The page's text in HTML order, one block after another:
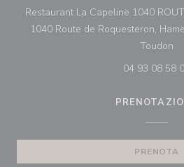
Restaurant La Capeline 1040
1040 Route de Roquesteron,
Toudon
04 93 08 58
PRENOTA